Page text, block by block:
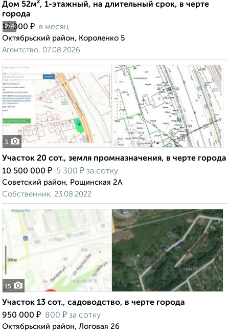
2/4
Дом 52м², 1-этажный, на длительный срок, в черте
города
12 000 ₽ в месяц
Октябрьский район, Короленко 5
Агентство, 07.08.2026
3
Участок 20 сот., земля промназначения, в черте города
10 500 000 ₽ 5 300 ₽ за сотку
Советский район, Рощинская 2А
Собственник, 23.08.2022
15
Участок 13 сот., садоводство, в черте города
950 000 ₽ 800 ₽ за сотку
Октябрьский район, Логовая 26